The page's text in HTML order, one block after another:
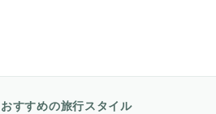
おすすめの旅行スタイル